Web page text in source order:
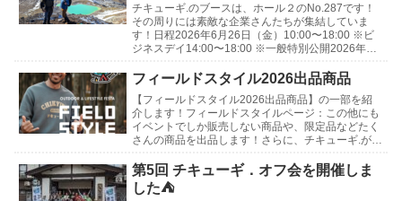
チキューギ.のブースは、ホール２のNo.287です！
その周りには素敵な企業さんたちが集結していま
す！日程2026年6月26日（金）10:00〜18:00 ※ビ
ジネスデイ14:00〜18:00 ※一般特別公開2026年6
フィールドスタイル2026出品商品
【フィールドスタイル2026出品商品】の一部を紹
介します！フィールドスタイルページ：この他にも
イベントでしか販売しない商品や、限定品などたく
さんの商品を出品します！さらに、チキューギ.が使
などの...
第5回 チキューギ．オフ会を開催しま
した⛺